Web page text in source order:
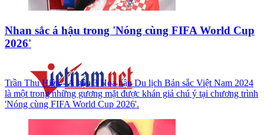
Nhan sắc á hậu trong 'Nóng cùng FIFA World Cup
2026'
Trần Thu Hiền - Á hậu 3 Hoa hậu Du lịch Bản sắc Việt Nam 2024
là một trong những gương mặt được khán giả chú ý tại chương trình
'Nóng cùng FIFA World Cup 2026'.